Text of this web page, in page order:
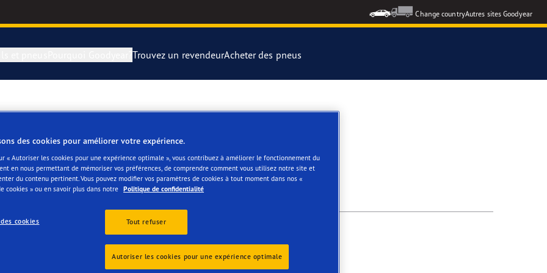
Change countryAutres sites Goodyear
Pourquoi Goodyear?
RACING
F1 SuperSport Pneus Goodyear Eagle
Trouvez un revendeurAcheter des pneus
des cookies pour améliorer votre expérience.
« Autoriser les cookies pour une expérience optimale », vous contribuez à améliorer le fonctionnement du
en nous permettant de mémoriser vos préférences, de comprendre comment vous utilisez notre site et
du contenu pertinent. Vous pouvez modifier vos paramètres de cookies à tout moment dans nos «
cookies » ou en savoir plus dans notre Politique de confidentialité
cookies Tout refuser
Autoriser les cookies pour une expérience optimale